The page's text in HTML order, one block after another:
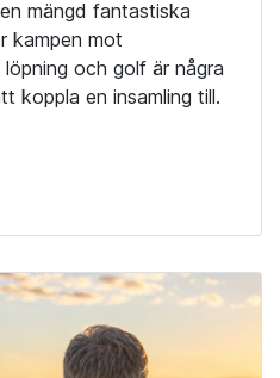
mängd fantastiska
kampen mot
och golf är några
koppla en insamling till.